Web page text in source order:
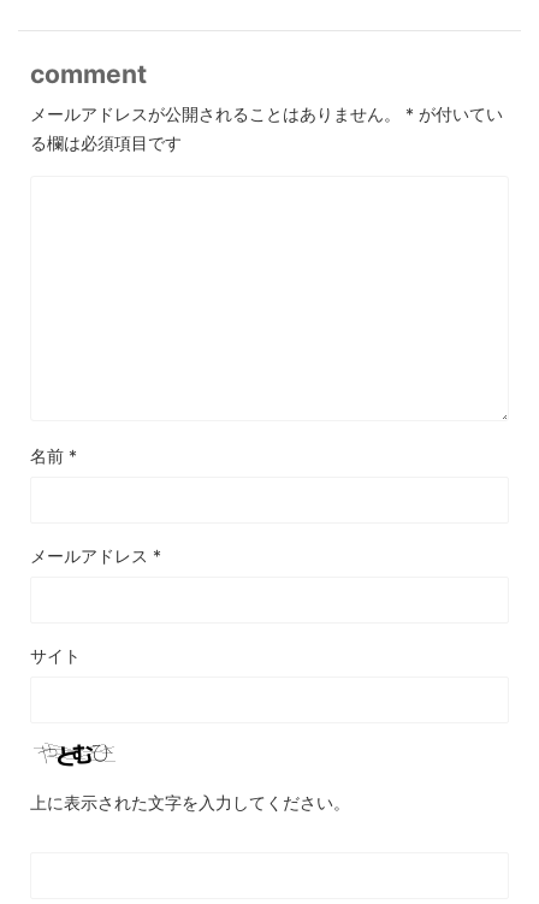
comment
メールアドレスが公開されることはありません。 * が付いてい
る欄は必須項目です
名前 *
メールアドレス *
サイト
上に表示された文字を入力してください。